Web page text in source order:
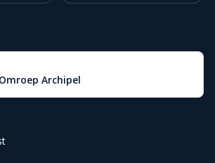
Archipel